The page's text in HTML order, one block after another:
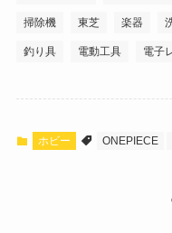
掃除機 東芝 楽器
釣り具 電動工具 電子
ホビー ONEPIECE